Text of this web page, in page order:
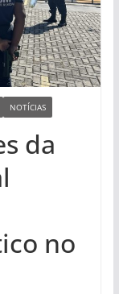
NOTÍCIAS
da
no